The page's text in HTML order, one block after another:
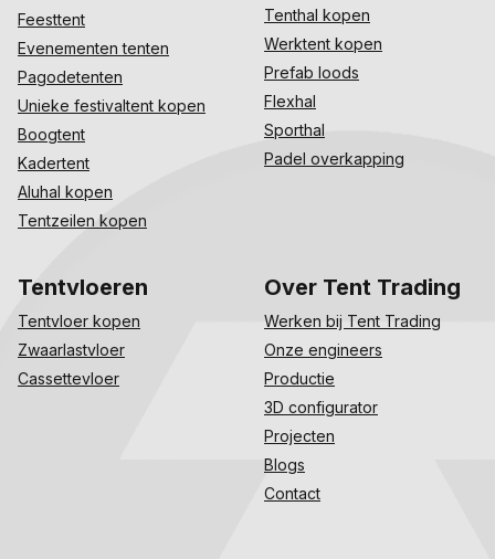
Feesttent
Evenementen tenten
Pagodetenten
Unieke festivaltent kopen
Boogtent
Kadertent
Aluhal kopen
Tentzeilen kopen
Tenthal kopen
Werktent kopen
Prefab loods
Flexhal
Sporthal
Padel overkapping
Tentvloeren
Tentvloer kopen
Zwaarlastvloer
Cassettevloer
Over Tent Trading
Werken bij Tent Trading
Onze engineers
Productie
3D configurator
Projecten
Blogs
Contact